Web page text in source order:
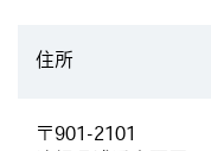
住所
〒901-2101